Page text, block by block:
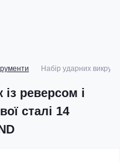
Набір ударних
із реверсом і
сталі 14